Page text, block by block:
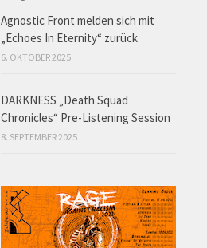
Agnostic Front melden sich mit
„Echoes In Eternity“ zurück
6. OKTOBER 2025
DARKNESS „Death Squad
Chronicles“ Pre-Listening Session
8. SEPTEMBER 2025